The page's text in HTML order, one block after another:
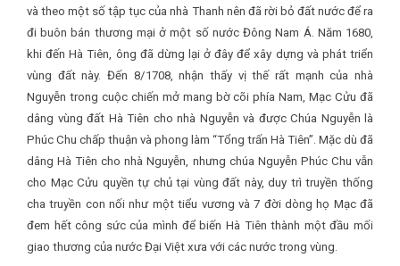
và theo một số tập tục của nhà Thanh nên đã rời bỏ đất nước để ra
đi buôn bán thương mại ở một số nước Đông Nam Á. Năm 1680,
khi đến Hà Tiên, ông đã dừng lại ở đây để xây dựng và phát triển
vùng đất này. Đến 8/1708, nhận thấy vị thế rất mạnh của nhà
Nguyễn trong cuộc chiến mở mang bờ cõi phía Nam, Mạc Cửu đã
dâng vùng đất Hà Tiên cho nhà Nguyễn và được Chúa Nguyễn là
Phúc Chu chấp thuận và phong làm “Tổng trấn Hà Tiên”. Mặc dù đã
dâng Hà Tiên cho nhà Nguyễn, nhưng chúa Nguyễn Phúc Chu vẫn
cho Mạc Cửu quyền tự chủ tại vùng đất này, duy trì truyền thống
cha truyền con nối như một tiểu vương và 7 đời dòng họ Mạc đã
đem hết công sức của mình để biến Hà Tiên thành một đầu mối
giao thương của nước Đại Việt xưa với các nước trong vùng.